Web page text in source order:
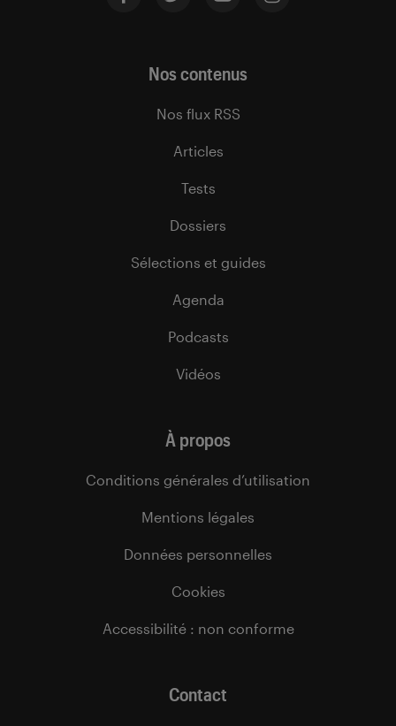
Nos contenus
Nos flux RSS
Articles
Tests
Dossiers
Sélections et guides
Agenda
Podcasts
Vidéos
À propos
Conditions générales d’utilisation
Mentions légales
Données personnelles
Cookies
Accessibilité : non conforme
Contact